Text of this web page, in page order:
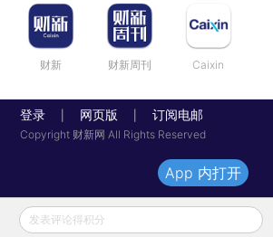
财新 财新周刊 Caixin
登录 网页版 订阅电邮
Copyright 财新网 All Rights Reserved
发表评论得积分
App 内打开